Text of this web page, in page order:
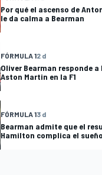
Por qué el ascenso de
le da calma a Bearman
FÓRMULA 12 d
Oliver Bearman responde
Aston Martin en la F1
FÓRMULA 13 d
Bearman admite que el
Hamilton complica el